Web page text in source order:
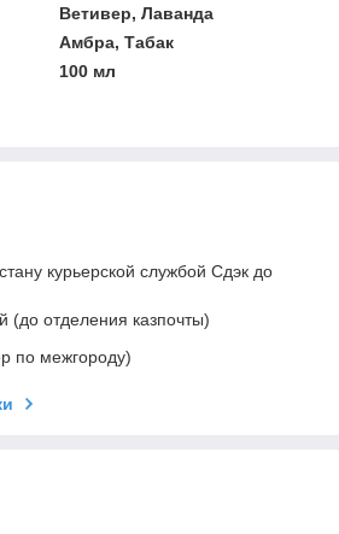
Ветивер, Лаванда
Амбра, Табак
100 мл
курьерской службой Сдэк до
(до отделения казпочты)
по межгороду)